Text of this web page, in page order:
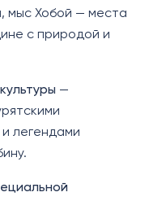
мыс Хобой — места
с природой и
—
легендами